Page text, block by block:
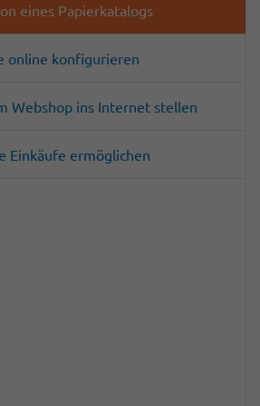
eines Papierkatalogs
online konfigurieren
Webshop ins Internet stellen
Einkäufe ermöglichen